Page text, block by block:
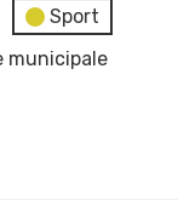
Sport
municipale